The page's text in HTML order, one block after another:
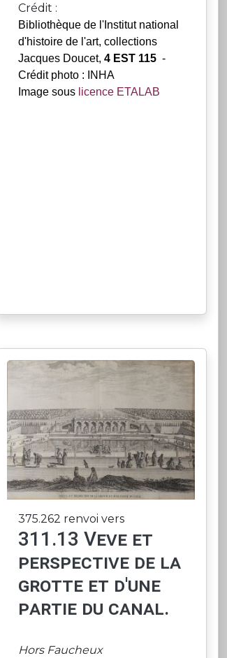
Crédit :
Bibliothèque de l'Institut national
d'histoire de l'art, collections
Jacques Doucet, 4 EST 115 -
Crédit photo : INHA
Image sous licence ETALAB
375.262 renvoi vers
311.13 Veve et
perspective de la
grotte et d'une
partie du canal.
Hors Faucheux